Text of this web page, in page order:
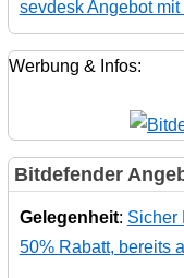
sevdesk Angebot
Werbung & Infos:
Bitdefender
Gelegenheit: Sicher
50% Rabatt, bereits